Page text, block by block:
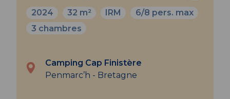
2024 32 m² IRM
6/8 pers. max
3 chambres
Camping Cap Finistère
Penmarc’h - Bretagne